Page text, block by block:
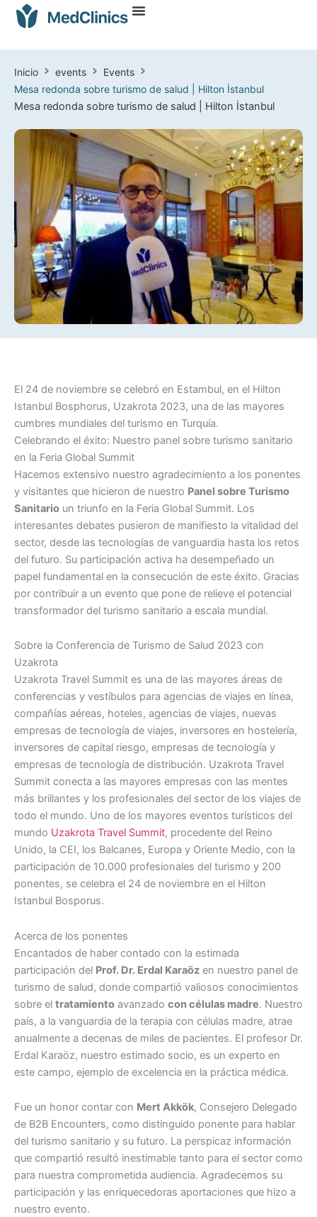
Mesa redonda sobre turismo de salud | Hilton İstanbul
Inicio events
Events
Mesa redonda sobre turismo de salud | Hilton İstanbul
El 24 de noviembre se celebró en Estambul, en el Hilton
Istanbul Bosphorus, Uzakrota 2023, una de las mayores
cumbres mundiales del turismo en Turquía.
Celebrando el éxito: Nuestro panel sobre turismo sanitario
en la Feria Global Summit
Hacemos extensivo nuestro agradecimiento a los ponentes
y visitantes que hicieron de nuestro Panel sobre Turismo
Sanitario un triunfo en la Feria Global Summit. Los
interesantes debates pusieron de manifiesto la vitalidad del
sector, desde las tecnologías de vanguardia hasta los retos
del futuro. Su participación activa ha desempeñado un
papel fundamental en la consecución de este éxito. Gracias
por contribuir a un evento que pone de relieve el potencial
transformador del turismo sanitario a escala mundial.
Sobre la Conferencia de Turismo de Salud 2023 con
Uzakrota
Uzakrota Travel Summit es una de las mayores áreas de
conferencias y vestíbulos para agencias de viajes en línea,
compañías aéreas, hoteles, agencias de viajes, nuevas
empresas de tecnología de viajes, inversores en hostelería,
inversores de capital riesgo, empresas de tecnología y
empresas de tecnología de distribución. Uzakrota Travel
Summit conecta a las mayores empresas con las mentes
más brillantes y los profesionales del sector de los viajes de
todo el mundo. Uno de los mayores eventos turísticos del
mundo Uzakrota Travel Summit, procedente del Reino
Unido, la CEI, los Balcanes, Europa y Oriente Medio, con la
participación de 10.000 profesionales del turismo y 200
ponentes, se celebra el 24 de noviembre en el Hilton
Istanbul Bosporus.
Acerca de los ponentes
Encantados de haber contado con la estimada
participación del Prof. Dr. Erdal Karaöz en nuestro panel de
turismo de salud, donde compartió valiosos conocimientos
sobre el tratamiento avanzado con células madre. Nuestro
país, a la vanguardia de la terapia con células madre, atrae
anualmente a decenas de miles de pacientes. El profesor Dr.
Erdal Karaöz, nuestro estimado socio, es un experto en
este campo, ejemplo de excelencia en la práctica médica.
Fue un honor contar con Mert Akkök, Consejero Delegado
de B2B Encounters, como distinguido ponente para hablar
del turismo sanitario y su futuro. La perspicaz información
que compartió resultó inestimable tanto para el sector como
para nuestra comprometida audiencia. Agradecemos su
participación y las enriquecedoras aportaciones que hizo a
nuestro evento.